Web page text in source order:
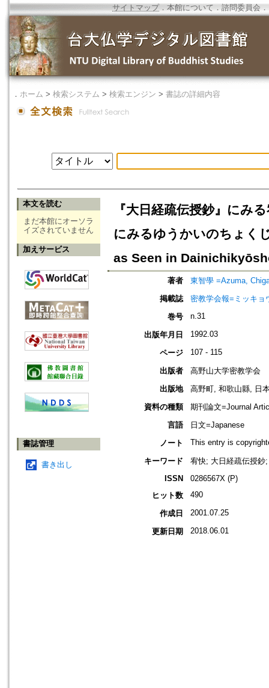
サイトマップ．本館について ． 諮問委員会 ．
． ホーム > 検索システム > 検索エンジン > 書誌の詳細内容
本文を読む
まだ本館にオーソラ
イズされていません
加えサービス
書誌管理
書き出し
『大日経疏伝授鈔』にみ
にみるゆうかいのちょく
as Seen in
著者
東智學 =Azuma,
掲載誌
密教学会報=ミッキョ
巻号
n.31
出版年月日 1992.03
ページ 107 - 115
出版者
高野山大学密教学会
出版地
高野町, 和歌山縣, 日
資料の種類
期刊論文=Journal
言語
日文=Japanese
ノート
This entry is
キーワード
宥快; 大日経疏伝授鈔
ISSN
0286567X (P)
ヒット数
490
作成日 2001.07.25
更新日期 2018.06.01